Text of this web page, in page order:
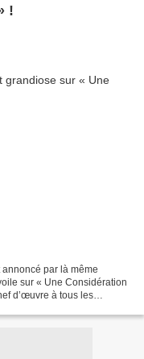
!
par là même
sur « Une Considération
d’œuvre à tous les